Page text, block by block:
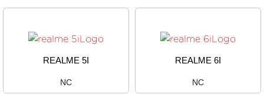
REALME 5I
NC
REALME 6I
NC